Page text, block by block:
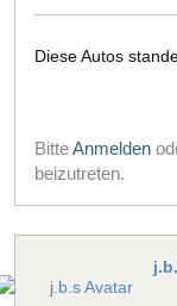
Diese Autos
BitteAnmelden
beizutreten.
j.b.